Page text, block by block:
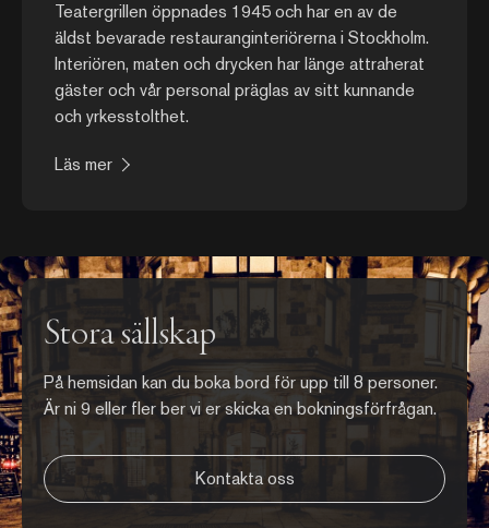
Teatergrillen öppnades 1945 och har en av de
äldst bevarade restauranginteriörerna i Stockholm.
Interiören, maten och drycken har länge attraherat
gäster och vår personal präglas av sitt kunnande
och yrkesstolthet.
Läs mer
Stora sällskap
På hemsidan kan du boka bord för upp till 8 personer.
Är ni 9 eller fler ber vi er skicka en bokningsförfrågan.
Kontakta oss